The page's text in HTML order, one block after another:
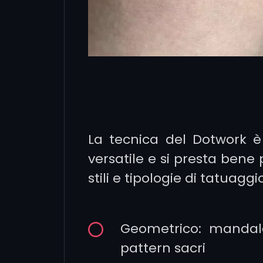
La tecnica del Dotwork
versatile e si presta bene
stili e tipologie di
Geometrico:
pattern sacri